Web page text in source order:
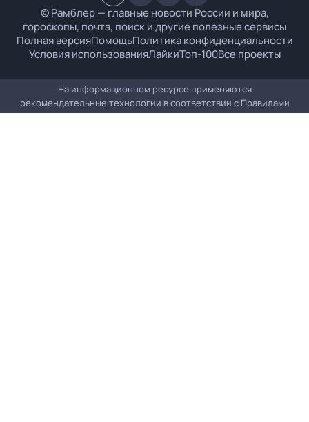
© Рамблер — главные новости России и мира,
гороскопы, почта, поиск и другие полезные сервисы
Полная версияПомощьПолитика конфиденциальности
Условия использованияЛайкиТоп-100Все проекты
На информационном ресурсе применяются
рекомендательные технологии в соответствии с Правилами